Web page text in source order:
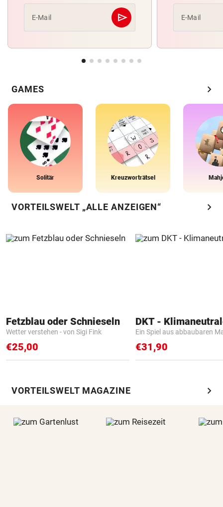
E-Mail send
Abschicken E-Mail
GAMES chevron_right
Solitär Kreuzworträtsel
VORTEILSWELT „ALLE ANZEIGEN“ chevron_right
Fetzblau oder Schnieseln
Wetter verstehen - von Sigi Fink
€25,00
Ein Spiel aus abbaubaren
€31,90
VORTEILSWELT MAGAZINE chevron_right